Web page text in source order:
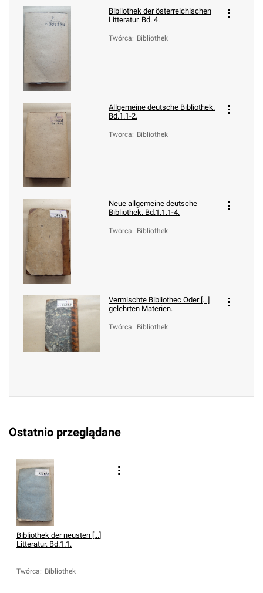
Bibliothek der österreichischen
Litteratur. Bd. 4.
Twórca: Bibliothek
Allgemeine deutsche Bibliothek.
Bd.1.1-2.
Twórca: Bibliothek
Neue allgemeine deutsche
Bibliothek. Bd.1.1.1-4.
Twórca: Bibliothek
Vermischte Bibliothec Oder [...]
gelehrten Materien.
Twórca: Bibliothek
Ostatnio przeglądane
Bibliothek der neusten [...]
Litteratur. Bd.1.1.
Twórca: Bibliothek